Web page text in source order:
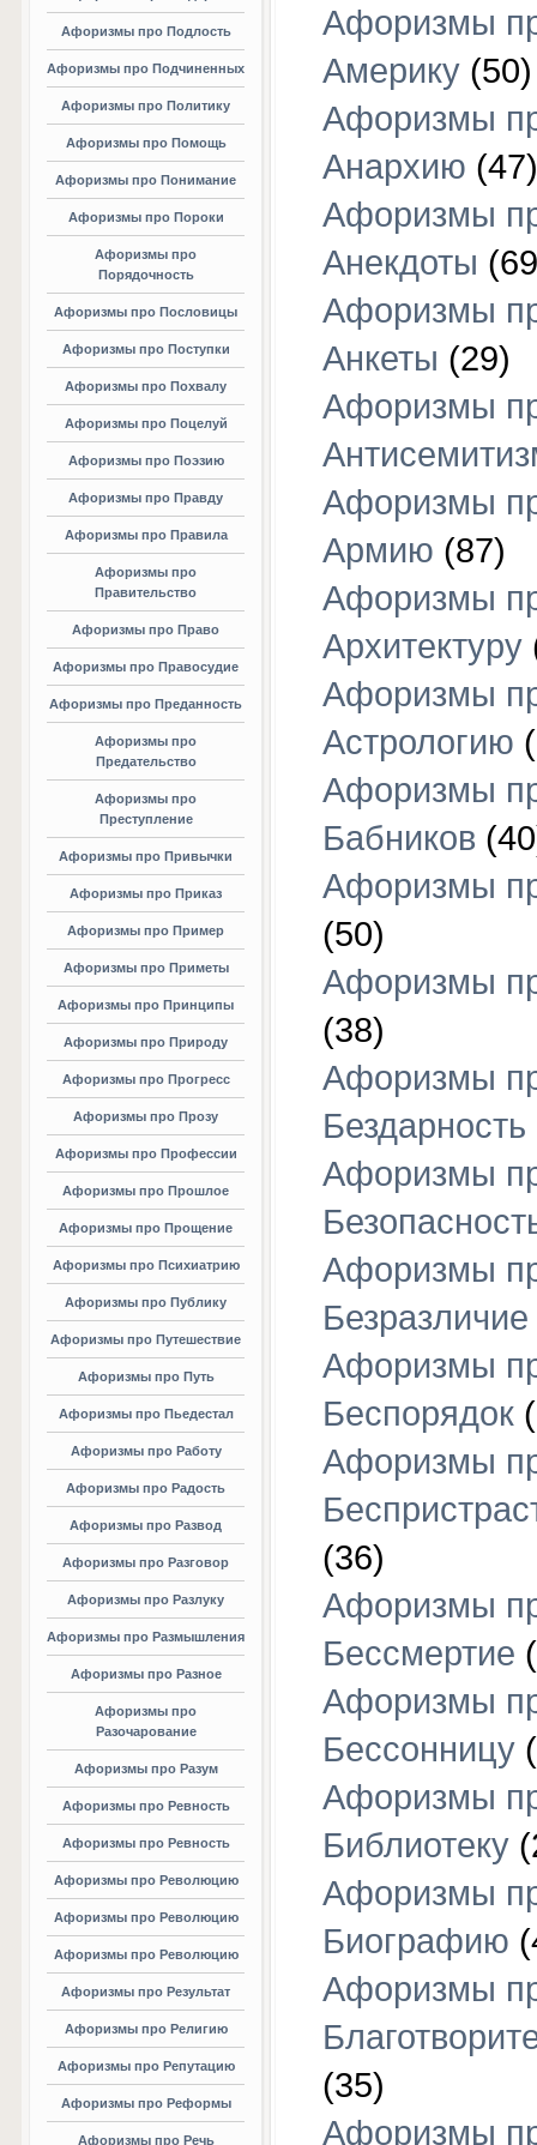
Афоризмы про Подлость
Афоризмы про Подчиненных
Афоризмы про Политику
Афоризмы про Помощь
Афоризмы про Понимание
Афоризмы про Пороки
Афоризмы про
Порядочность
Афоризмы про Пословицы
Афоризмы про Поступки
Афоризмы про Похвалу
Афоризмы про Поцелуй
Афоризмы про Поэзию
Афоризмы про Правду
Афоризмы про Правила
Афоризмы про
Правительство
Афоризмы про Право
Афоризмы про Правосудие
Афоризмы про Преданность
Афоризмы про
Предательство
Афоризмы про
Преступление
Афоризмы про Привычки
Афоризмы про Приказ
Афоризмы про Пример
Афоризмы про Приметы
Афоризмы про Принципы
Афоризмы про Природу
Афоризмы про Прогресс
Афоризмы про Прозу
Афоризмы про Профессии
Афоризмы про Прошлое
Афоризмы про Прощение
Афоризмы про Психиатрию
Афоризмы про Публику
Афоризмы про Путешествие
Афоризмы про Путь
Афоризмы про Пьедестал
Афоризмы про Работу
Афоризмы про Радость
Афоризмы про Развод
Афоризмы про Разговор
Афоризмы про Разлуку
Афоризмы про Размышления
Афоризмы про Разное
Афоризмы про
Разочарование
Афоризмы про Разум
Афоризмы про Ревность
Афоризмы про Ревность
Афоризмы про Революцию
Афоризмы про Революцию
Афоризмы про Революцию
Афоризмы про Результат
Афоризмы про Религию
Афоризмы про Репутацию
Афоризмы про Реформы
Афоризмы про Речь
Афоризмы
Америку (50)
Афоризмы
Анархию (47)
Афоризмы
Анекдоты
Афоризмы
Анкеты (29)
Афоризмы
Афоризмы
Армию (87)
Афоризмы
Архитектуру
Афоризмы
Астрологию
Афоризмы
Бабников
Афоризмы
(50)
Афоризмы
(38)
Афоризмы
Бездарность
Афоризмы
Афоризмы
Безразличие
Афоризмы
Беспорядок
Афоризмы
(36)
Афоризмы
Бессмертие
Афоризмы
Бессонницу
Афоризмы
Библиотеку
Афоризмы
Биографию
Афоризмы
(35)
Афоризмы